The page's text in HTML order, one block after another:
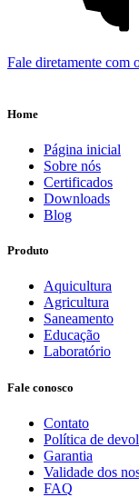
Fale diretamente com
Home
Página inicial
Sobre nós
Certificados
Downloads
Blog
Produto
Aquicultura
Agricultura
Saneamento
Educação
Laboratório
Fale conosco
Contato
Política de
Garantia
Validade dos
FAQ